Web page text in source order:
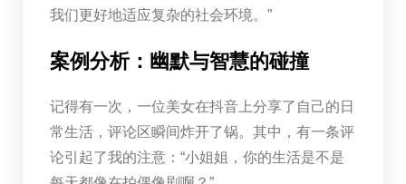
我们更好地适应复杂的社会环境。”
案例分析：幽默与智慧的碰撞
记得有一次，一位美女在抖音上分享了自己的日
常生活，评论区瞬间炸开了锅。其中，有一条评
论引起了我的注意：“小姐姐，你的生活是不是